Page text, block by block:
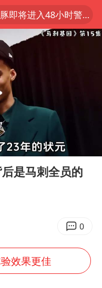
台风白海豚即将进入48小时警戒线
，结构转型活力足
幅跳涨
导干部带头休假
空调 电费会更低吗
星驰电影配角去世
发反制美国
律师称“梅姨”若满75岁或不适用死刑
03:28
是马刺全员的
0
效果更佳